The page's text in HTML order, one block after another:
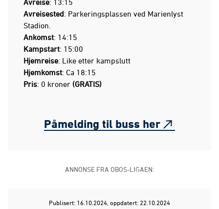
Avreisested: Parkeringsplassen ved Marienlyst
Stadion.
Ankomst: 14:15
Kampstart: 15:00
Hjemreise: Like etter kampslutt
Hjemkomst: Ca 18:15
Pris: 0 kroner (GRATIS)
Påmelding til buss her
ANNONSE FRA OBOS-LIGAEN:
Publisert: 16.10.2024 , oppdatert: 22.10.2024